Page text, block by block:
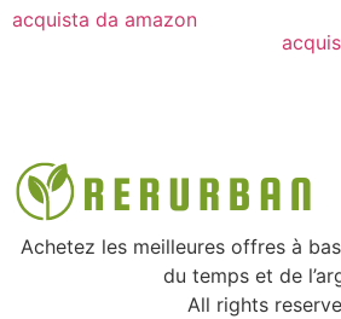
acquista da amazon
Achetez les meilleures offres à
du temps et de
All rights